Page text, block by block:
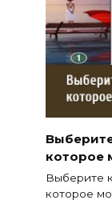
которое
Выберите
которое